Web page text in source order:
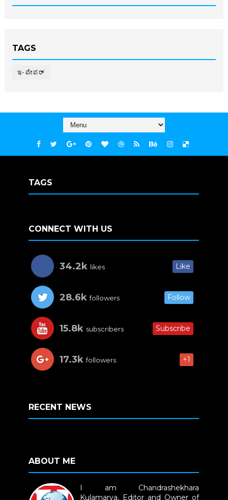
TAGS
ಇ-ಪೇಪರ್‌
TAGS
CONNECT WITH US
34.2k likes Like
28.6k followers Follow
15.8k subscribers Subscribe
17.3k followers +1
RECENT NEWS
ABOUT ME
I am Chandrashekhara
Kulamarva, Editor and Owner of